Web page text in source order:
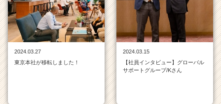
就
活
サ
イ
2024.03.27
東京本社が移転しました！
2024.03.15
【社員インタビュー】グローバル
サポートグループ/Kさん